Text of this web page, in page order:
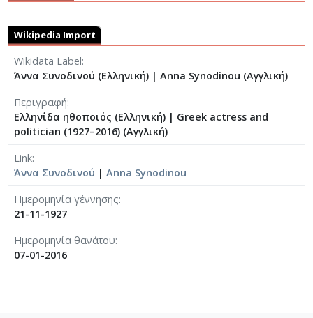
Wikipedia Import
Wikidata Label
Άννα Συνοδινού (Ελληνική) | Anna Synodinou (Αγγλική)
Περιγραφή
Ελληνίδα ηθοποιός (Ελληνική) | Greek actress and
politician (1927–2016) (Αγγλική)
Link
Άννα Συνοδινού | Anna Synodinou
Ημερομηνία γέννησης
21-11-1927
Ημερομηνία θανάτου
07-01-2016